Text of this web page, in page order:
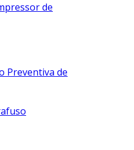
de
Preventiva de